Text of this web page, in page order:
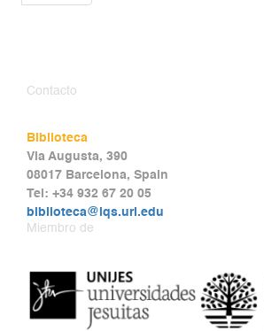
Contacto
Biblioteca
Via Augusta, 390
08017 Barcelona, Spain
Tel: +34 932 67 20 05
biblioteca@iqs.url.edu
Miembro de